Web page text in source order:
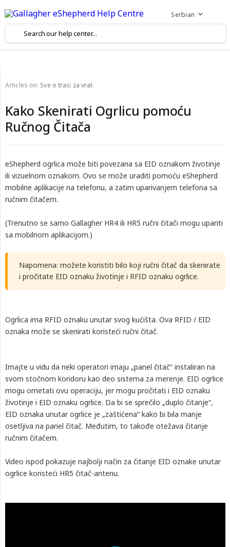
Serbian
Articles on: Sve o traci za vrat
Kako Skenirati Ogrlicu pomoću
Ručnog Čitača
еShepherd ogrlica može biti povezana sa EID oznakom životinje
ili vizuelnom oznakom. Ovo se može uraditi pomoću eShepherd
mobilne aplikacije na telefonu, a zatim uparivanjem telefona sa
ručnim čitačem.
(Trenutno se samo Gallagher HR4 ili HR5 ručni čitači mogu upariti
sa mobilnom aplikacijom.)
Napomena: možete koristiti bilo koji ručni čitač da skenirate
i pročitate EID oznaku životinje i RFID oznaku ogrlice.
Ogrlica ima RFID oznaku unutar svog kućišta. Ova RFID / EID
oznaka može se skenirati koristeći ručni čitač.
Imajte u vidu da neki operatori imaju „panel čitač“ instaliran na
svom stočnom koridoru kao deo sistema za merenje. EID ogrlice
mogu ometati ovu operaciju, jer mogu pročitati i EID oznaku
životinje i EID oznaku ogrlice. Da bi se sprečilo „duplo čitanje“,
EID oznaka unutar ogrlice je „zaštićena“ kako bi bila manje
osetljiva na panel čitač. Međutim, to takođe otežava čitanje
ručnim čitačem.
Video ispod pokazuje najbolji način za čitanje EID oznake unutar
ogrlice koristeći HR5 čitač-antenu.